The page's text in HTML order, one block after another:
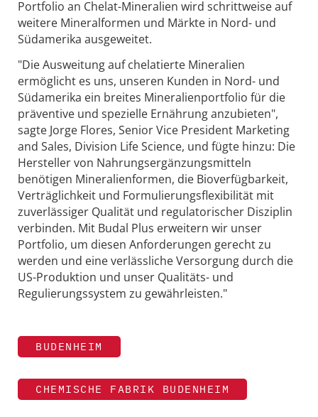
Portfolio an Chelat-Mineralien wird schrittweise auf
weitere Mineralformen und Märkte in Nord- und
Südamerika ausgeweitet.
"Die Ausweitung auf chelatierte Mineralien
ermöglicht es uns, unseren Kunden in Nord- und
Südamerika ein breites Mineralienportfolio für die
präventive und spezielle Ernährung anzubieten",
sagte Jorge Flores, Senior Vice President Marketing
and Sales, Division Life Science, und fügte hinzu: Die
Hersteller von Nahrungsergänzungsmitteln
benötigen Mineralienformen, die Bioverfügbarkeit,
Verträglichkeit und Formulierungsflexibilität mit
zuverlässiger Qualität und regulatorischer Disziplin
verbinden. Mit Budal Plus erweitern wir unser
Portfolio, um diesen Anforderungen gerecht zu
werden und eine verlässliche Versorgung durch die
US-Produktion und unser Qualitäts- und
Regulierungssystem zu gewährleisten."
BUDENHEIM
CHEMISCHE FABRIK BUDENHEIM